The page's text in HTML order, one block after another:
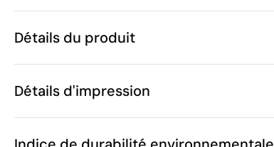
Détails du produit
Caractéristiques
Code du produit
Détails d'impression